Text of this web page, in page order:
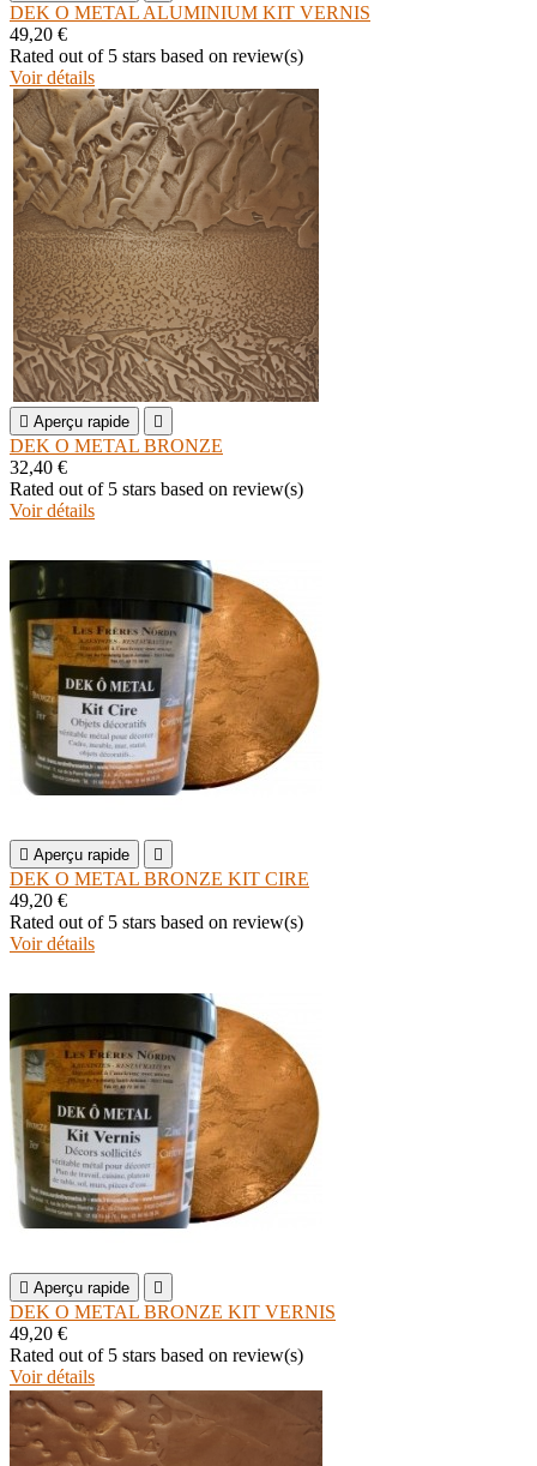
DEK O METAL ALUMINIUM KIT VERNIS
49,20 €
Rated out of 5 stars based on review(s)
Voir détails
 Aperçu rapide 
DEK O METAL BRONZE
32,40 €
Rated out of 5 stars based on review(s)
Voir détails
 Aperçu rapide 
DEK O METAL BRONZE KIT CIRE
49,20 €
Rated out of 5 stars based on review(s)
Voir détails
 Aperçu rapide 
DEK O METAL BRONZE KIT VERNIS
49,20 €
Rated out of 5 stars based on review(s)
Voir détails